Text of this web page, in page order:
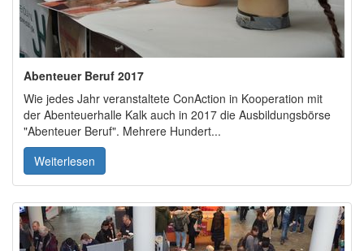
Abenteuer Beruf 2017
Wie jedes Jahr veranstaltete ConAction in Kooperation mit
der Abenteuerhalle Kalk auch in 2017 die Ausbildungsbörse
"Abenteuer Beruf". Mehrere Hundert...
Weiterlesen